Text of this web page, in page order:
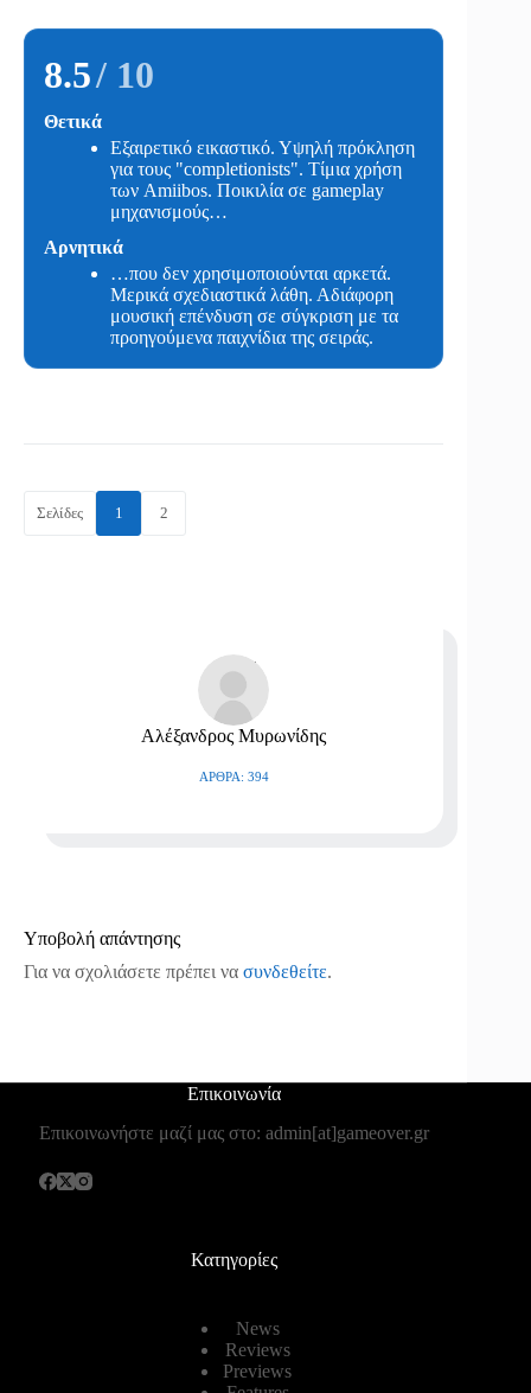
8.5/ 10
Θετικά
Εξαιρετικό εικαστικό. Υψηλή πρόκληση
για τους "completionists". Τίμια χρήση
των Amiibos. Ποικιλία σε gameplay
μηχανισμούς…
Αρνητικά
…που δεν χρησιμοποιούνται αρκετά.
Μερικά σχεδιαστικά λάθη. Αδιάφορη
μουσική επένδυση σε σύγκριση με τα
προηγούμενα παιχνίδια της σειράς.
Σελίδες 1 2
Αλέξανδρος Μυρωνίδης
ΆΡΘΡΑ: 394
Υποβολή απάντησης
Για να σχολιάσετε πρέπει να συνδεθείτε.
Επικοινωνία
Επικοινωνήστε μαζί μας στο: admin[at]gameover.gr
Κατηγορίες
News
Reviews
Previews